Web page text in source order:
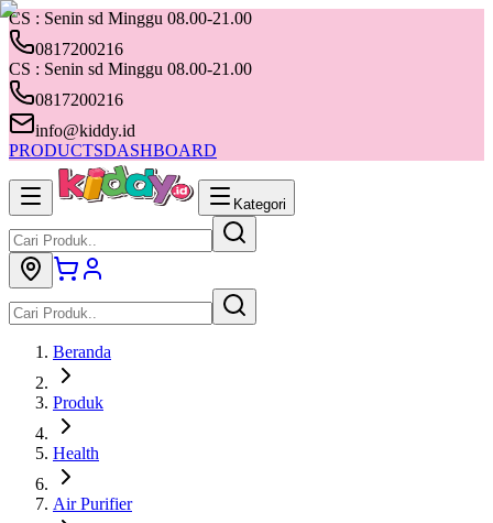
CS : Senin sd Minggu 08.00-21.00
0817200216
CS : Senin sd Minggu 08.00-21.00
0817200216
info@kiddy.id
PRODUCTSDASHBOARD
Kategori
Beranda
Produk
Health
Air Purifier